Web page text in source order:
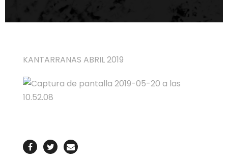
KANTARRANAS ABRIL 2019